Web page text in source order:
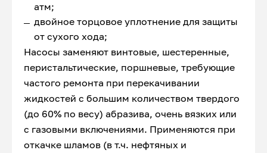
атм;
двойное торцовое уплотнение для защиты
от сухого хода;
Насосы заменяют винтовые, шестеренные,
перистальтические, поршневые, требующие
частого ремонта при перекачивании
жидкостей с большим количеством твердого
(до 60% по весу) абразива, очень вязких или
с газовыми включениями. Применяются при
откачке шламов (в т.ч. нефтяных и